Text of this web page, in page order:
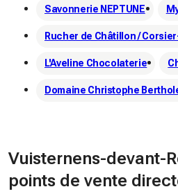
Savonnerie NEPTUNE
Rucher de Châtillon /
L'Aveline Chocolaterie
Domaine Christophe
Vuisternens-devant-
points de vente